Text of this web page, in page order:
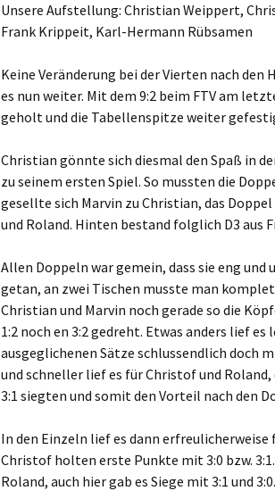
Unsere Aufstellung: Christian Weippert,
Frank Krippeit, Karl-Hermann Rübsamen
Keine Veränderung bei der Vierten nach
es nun weiter. Mit dem 9:2 beim FTV am
geholt und die Tabellenspitze weiter
Christian gönnte sich diesmal den Spaß in
zu seinem ersten Spiel. So mussten die
gesellte sich Marvin zu Christian, das
und Roland. Hinten bestand folglich D3 aus
Allen Doppeln war gemein, dass sie eng
getan, an zwei Tischen musste man
Christian und Marvin noch gerade so die
1:2 noch en 3:2 gedreht. Etwas anders lief
ausgeglichenen Sätze schlussendlich doch
und schneller lief es für Christof und
3:1 siegten und somit den Vorteil nach den
In den Einzeln lief es dann
Christof holten erste Punkte mit 3:0 bzw.
Roland, auch hier gab es Siege mit 3:1 und